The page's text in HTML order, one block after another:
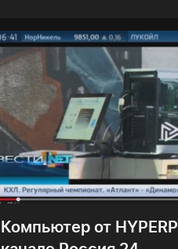
Компьютер от